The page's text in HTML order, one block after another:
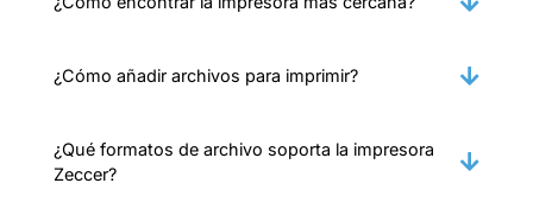
¿Cómo añadir archivos para imprimir?
¿Qué formatos de archivo soporta la impresora
Zeccer?